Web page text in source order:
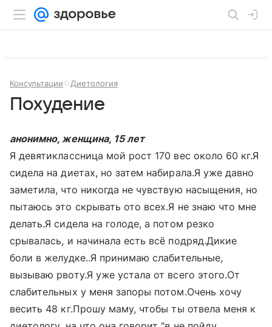
Консультации Диетология
Похудение
анонимно, женщина, 15 лет
Я девятиклассница мой рост 170 вес около 60 кг.Я
сидела на диетах, но затем набирала.Я уже давно
заметила, что никогда не чувствую насыщения, но
пытаюсь это скрывать ото всех.Я не знаю что мне
делать.Я сидела на голоде, а потом резко
срывалась, и начинала есть всё подряд.Дикие
боли в желудке..Я принимаю слабительные,
вызываю рвоту.Я уже устала от всего этого.От
слабительных у меня запоры потом.Очень хочу
весить 48 кг.Прошу маму, чтобы ты отвела меня к